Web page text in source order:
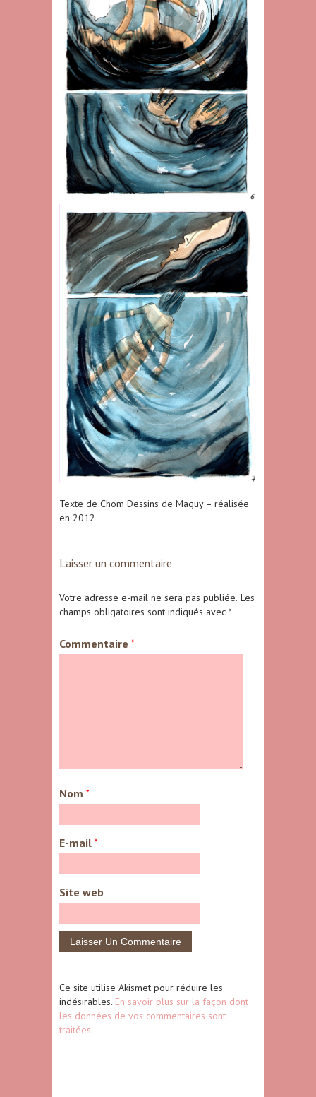
Texte de Chom Dessins de Maguy – réalisée
en 2012
Laisser un commentaire
Votre adresse e-mail ne sera pas publiée. Les
champs obligatoires sont indiqués avec *
Commentaire *
Nom *
E-mail *
Site web
Ce site utilise Akismet pour réduire les
indésirables. En savoir plus sur la façon dont
les données de vos commentaires sont
traitées.